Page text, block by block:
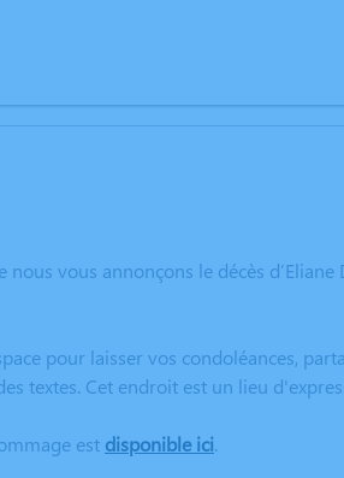
nous vous annonçons le décès
pour laisser vos condoléances,
textes. Cet endroit est un lieu
est disponible ici.